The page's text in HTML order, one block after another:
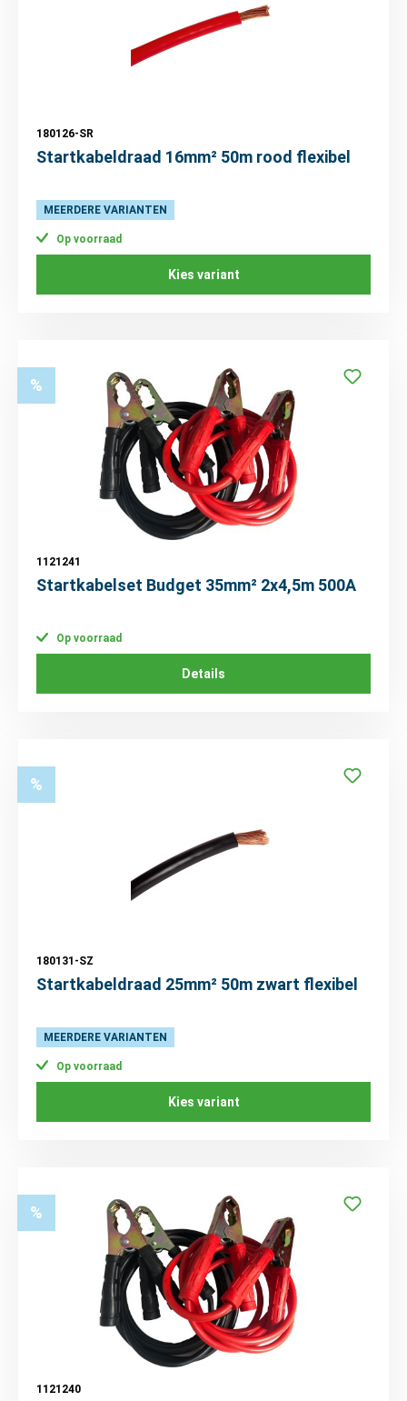
180126-SR
Startkabeldraad 16mm² 50m rood flexibel
MEERDERE VARIANTEN
Op voorraad
Kies variant
%
1121241
Startkabelset Budget 35mm² 2x4,5m 500A
Op voorraad
Details
%
180131-SZ
Startkabeldraad 25mm² 50m zwart flexibel
MEERDERE VARIANTEN
Op voorraad
Kies variant
%
1121240